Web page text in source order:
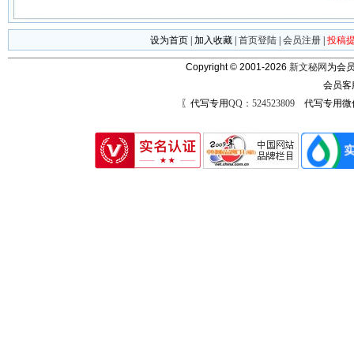
设为首页 加入收藏 首页登陆 会员注册 投稿
Copyright © 2001-2026 新文秘网 为会
会员
〖代写专用QQ：524523809代写专用微